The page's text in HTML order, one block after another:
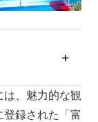
選
は、魅力的な観
録された「富